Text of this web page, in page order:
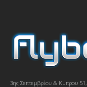
3ης Σεπτεμβρίου & Κύπρου 51,